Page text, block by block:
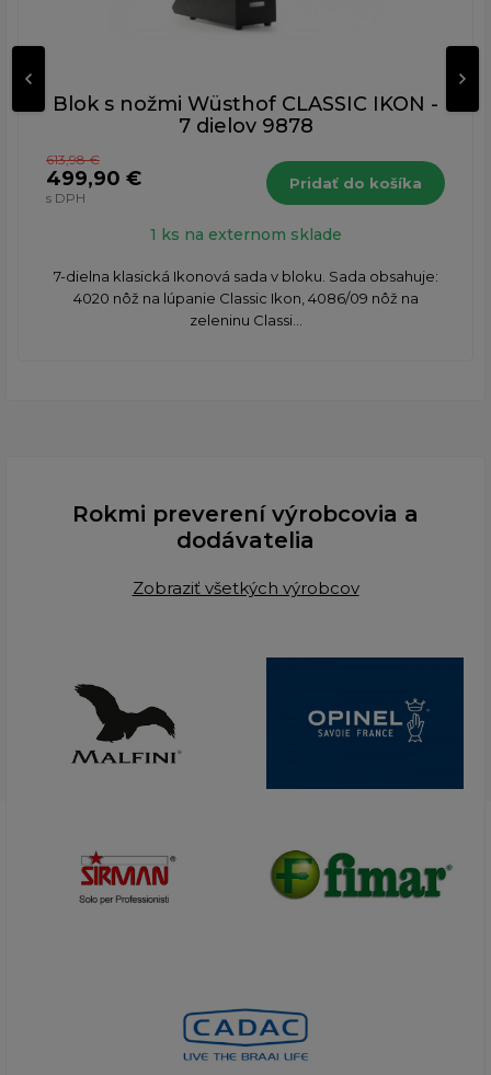
Blok s nožmi Wüsthof CLASSIC IKON -
7 dielov 9878
613,98 €
499,90 €
s DPH
Pridať do košíka
1 ks na externom sklade
7-dielna klasická Ikonová sada v bloku. Sada obsahuje: ​
4020 nôž na lúpanie Classic Ikon, 4086/09 nôž na
zeleninu Classi...
Rokmi preverení výrobcovia a
dodávatelia
Zobraziť všetkých výrobcov